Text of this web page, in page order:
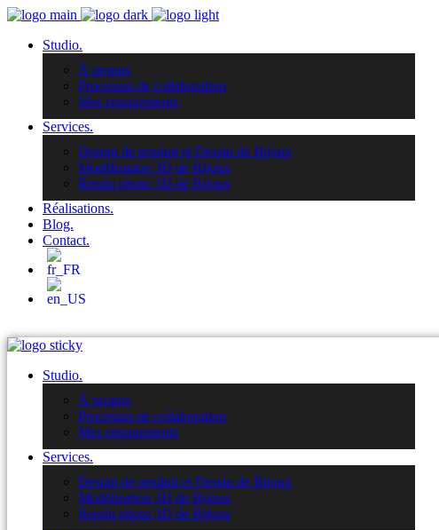
Studio.
À propos
Processus de collaboration
Mes engagements
Services.
Design de produit et Dessin de Bijoux
Modélisation 3D de Bijoux
Rendu photo 3D de Bijoux
Réalisations.
Blog.
Contact.
Studio.
À propos
Processus de collaboration
Mes engagements
Services.
Design de produit et Dessin de Bijoux
Modélisation 3D de Bijoux
Rendu photo 3D de Bijoux